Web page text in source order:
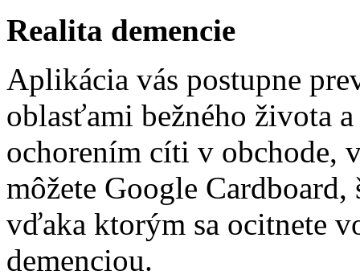
Realita demencie
Aplikácia vás postupne
oblasťami bežného života
ochorením cíti v obchode,
môžete Google
vďaka ktorým sa ocitnete
demenciou.